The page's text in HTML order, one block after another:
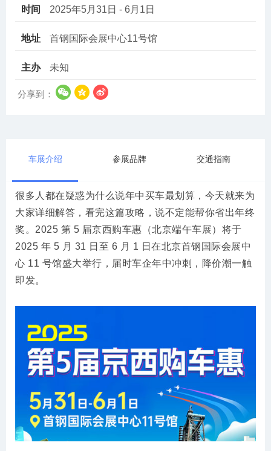
时间 2025年5月31日 - 6月1日
地址 首钢国际会展中心11号馆
主办 未知
分享到：
车展介绍 参展品牌 交通指南
很多人都在疑惑为什么说年中买车最划算，今天就来为
大家详细解答，看完这篇攻略，说不定能帮你省出年终
奖。2025 第 5 届京西购车惠（北京端午车展）将于
2025 年 5 月 31 日至 6 月 1 日在北京首钢国际会展中
心 11 号馆盛大举行，届时车企年中冲刺，降价潮一触
即发。